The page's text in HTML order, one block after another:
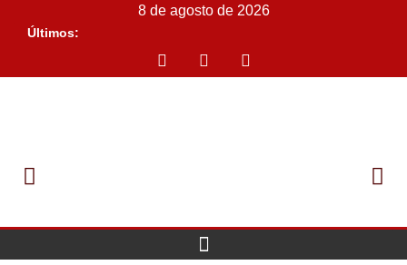
8 de agosto de 2026
Últimos: